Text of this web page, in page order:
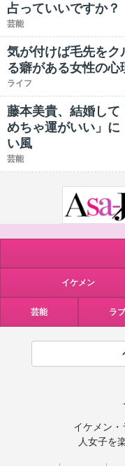
占っていいですか？
芸能
気が付けば毛先を
る癖がある女性の心
ライフ
藤本美貴、結婚して
めちゃ運がいい」
い風
芸能
イケメン
芸能 ラブ
イケメン
人女子を